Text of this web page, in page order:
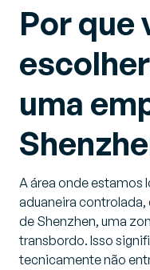
Por que
uma
A área onde estamos
aduaneira controlada,
de Shenzhen, uma
transbordo. Isso
tecnicamente não